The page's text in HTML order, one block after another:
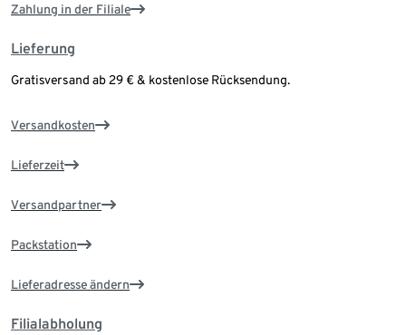
Zahlung in der Filiale
Lieferung
Gratisversand ab 29 € & kostenlose Rücksendung.
Versandkosten
Lieferzeit
Versandpartner
Packstation
Lieferadresse ändern
Filialabholung